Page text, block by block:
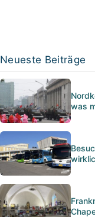
Neueste Beiträge
was